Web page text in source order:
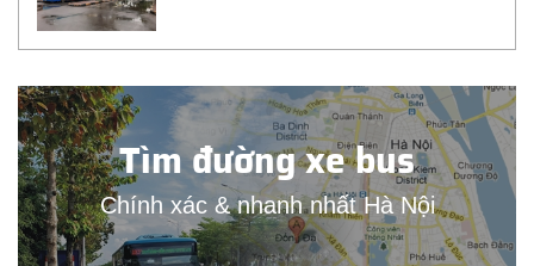
Tìm đường xe bus
Chính xác & nhanh nhất Hà Nội